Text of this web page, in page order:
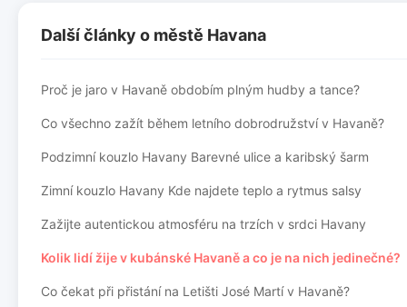
Další články o městě Havana
Proč je jaro v Havaně obdobím plným hudby a tance?
Co všechno zažít během letního dobrodružství v Havaně?
Podzimní kouzlo Havany Barevné ulice a karibský šarm
Zimní kouzlo Havany Kde najdete teplo a rytmus salsy
Zažijte autentickou atmosféru na trzích v srdci Havany
Kolik lidí žije v kubánské Havaně a co je na nich jedinečné?
Co čekat při přistání na Letišti José Martí v Havaně?